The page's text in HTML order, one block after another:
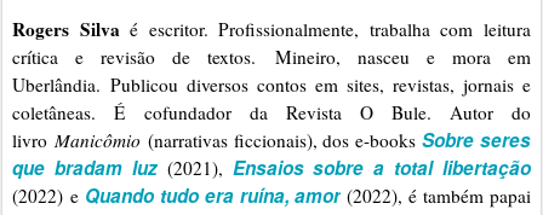
Rogers Silva é escritor. Profissionalmente, trabalha com leitura
crítica e revisão de textos. Mineiro, nasceu e mora em
Uberlândia. Publicou diversos contos em sites, revistas, jornais e
coletâneas. É cofundador da Revista O Bule. Autor do
livro Manicômio (narrativas ficcionais), dos e-books Sobre seres
que bradam luz (2021), Ensaios sobre a total libertação
(2022) e Quando tudo era ruína, amor (2022), é também papai